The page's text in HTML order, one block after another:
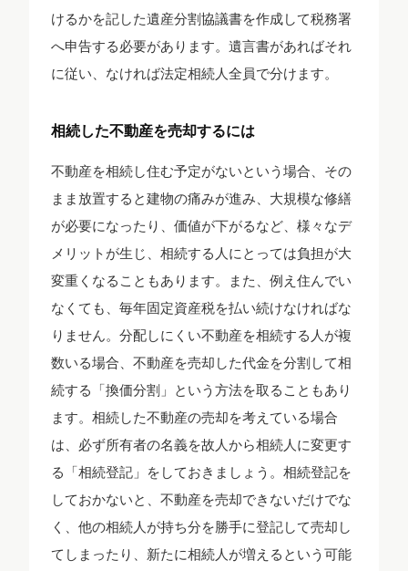
けるかを記した遺産分割協議書を作成して税務署
へ申告する必要があります。遺言書があればそれ
に従い、なければ法定相続人全員で分けます。
相続した不動産を売却するには
不動産を相続し住む予定がないという場合、その
まま放置すると建物の痛みが進み、大規模な修繕
が必要になったり、価値が下がるなど、様々なデ
メリットが生じ、相続する人にとっては負担が大
変重くなることもあります。また、例え住んでい
なくても、毎年固定資産税を払い続けなければな
りません。分配しにくい不動産を相続する人が複
数いる場合、不動産を売却した代金を分割して相
続する「換価分割」という方法を取ることもあり
ます。相続した不動産の売却を考えている場合
は、必ず所有者の名義を故人から相続人に変更す
る「相続登記」をしておきましょう。相続登記を
しておかないと、不動産を売却できないだけでな
く、他の相続人が持ち分を勝手に登記して売却し
てしまったり、新たに相続人が増えるという可能